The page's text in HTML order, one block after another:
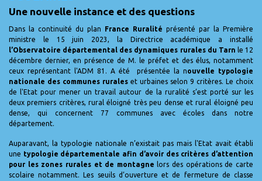
Une nouvelle instance et des questions
Dans la continuité du plan France Ruralité présenté par la Première
ministre le 15 juin 2023, la Directrice académique a installé
l’Observatoire départemental des dynamiques rurales du Tarn le 12
décembre dernier, en présence de M. le préfet et des élus, notamment
ceux représentant l'ADM 81. A été présentée la nouvelle typologie
nationale des communes rurales et urbaines selon 9 critères. Le choix
de l'Etat pour mener un travail autour de la ruralité s’est porté sur les
deux premiers critères, rural éloigné très peu dense et rural éloigné peu
dense, qui concernent 77 communes avec écoles dans notre
département.
Auparavant, la typologie nationale n’existait pas mais l'Etat avait établi
une typologie départementale afin d’avoir des critères d’attention
pour les zones rurales et de montagne lors des opérations de carte
scolaire notamment. Les seuils d’ouverture et de fermeture de classe